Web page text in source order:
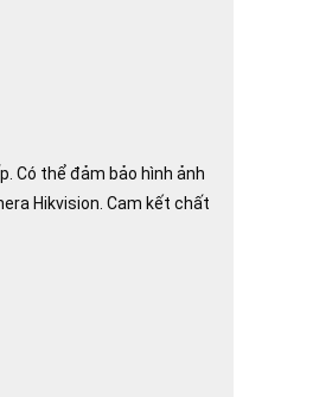
Có thể đảm bảo hình ảnh
Hikvision. Cam kết chất